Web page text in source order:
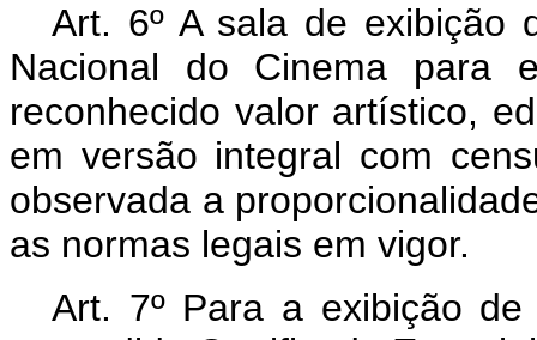
Art. 6º A sala de exibição
Nacional do Cinema para
reconhecido valor artístico,
em versão integral com
observada a
as normas legais em vigor.
Art. 7º Para a exibição